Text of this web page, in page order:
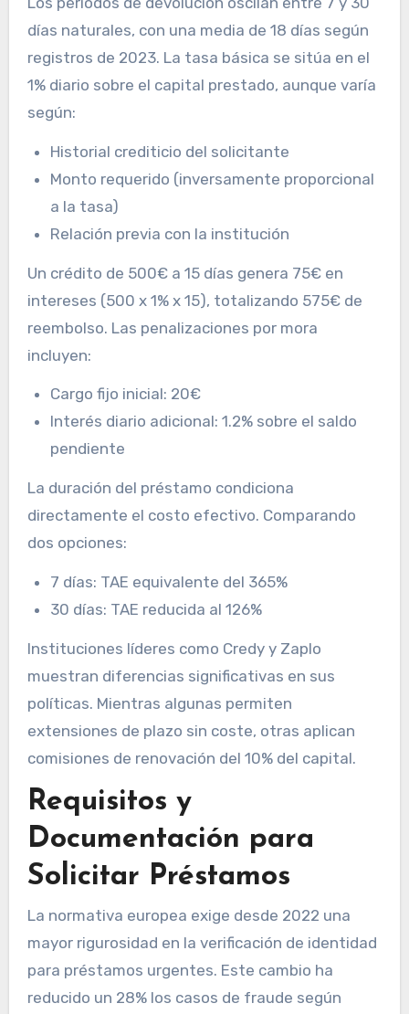
días naturales, con una media de 18 días según
registros de 2023. La tasa básica se sitúa en el
1% diario sobre el capital prestado, aunque varía
según:
Historial crediticio del solicitante
Monto requerido (inversamente proporcional
a la tasa)
Relación previa con la institución
Un crédito de 500€ a 15 días genera 75€ en
intereses (500 x 1% x 15), totalizando 575€ de
reembolso. Las penalizaciones por mora
incluyen:
Cargo fijo inicial: 20€
Interés diario adicional: 1.2% sobre el saldo
pendiente
La duración del préstamo condiciona
directamente el costo efectivo. Comparando
dos opciones:
7 días: TAE equivalente del 365%
30 días: TAE reducida al 126%
Instituciones líderes como Credy y Zaplo
muestran diferencias significativas en sus
políticas. Mientras algunas permiten
extensiones de plazo sin coste, otras aplican
comisiones de renovación del 10% del capital.
Requisitos y
Documentación para
Solicitar Préstamos
La normativa europea exige desde 2022 una
mayor rigurosidad en la verificación de identidad
para préstamos urgentes. Este cambio ha
reducido un 28% los casos de fraude según